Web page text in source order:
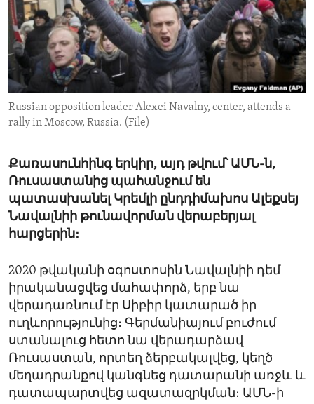
ENVIRONMENT AND HEALTH
IDEALS AND INSTITUTIONS
Russian opposition leader Alexei Navalny, center, attends a
rally in Moscow, Russia. (File)
Քառասունհինգ երկիր, այդ թվում՝ ԱՄՆ-ն,
Ռուսաստանից պահանջում են
պատասխանել Կրեմլի ընդդիմախոս Ալեքսեյ
Նավալնիի թունավորման վերաբերյալ
հարցերին։
2020 թվականի օգոստոսին Նավալնիի դեմ
իրականացվեց մահափորձ, երբ նա
վերադառնում էր Սիբիր կատարած իր
ուղևորությունից։ Գերմանիայում բուժում
ստանալուց հետո նա վերադարձավ
Ռուսաստան, որտեղ ձերբակալվեց, կեղծ
մեղադրանքով կանգնեց դատարանի առջև և
դատապարտվեց ազատազրկման։ ԱՄՆ-ի